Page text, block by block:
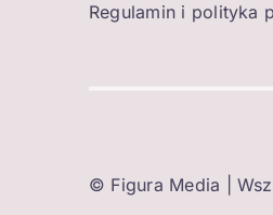
Regulamin i polityka
© Figura Media |